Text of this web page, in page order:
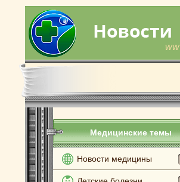
Медицинские темы
Новости медицины